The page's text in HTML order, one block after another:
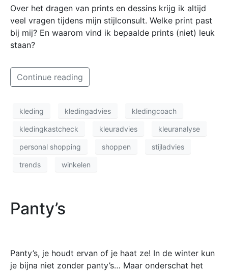
Over het dragen van prints en dessins krijg ik altijd
veel vragen tijdens mijn stijlconsult. Welke print past
bij mij? En waarom vind ik bepaalde prints (niet) leuk
staan?
Continue reading
kleding kledingadvies kledingcoach
kledingkastcheck kleuradvies kleuranalyse
personal shopping shoppen stijladvies
trends winkelen
Panty’s
Panty’s, je houdt ervan of je haat ze! In de winter kun
je bijna niet zonder panty’s… Maar onderschat het